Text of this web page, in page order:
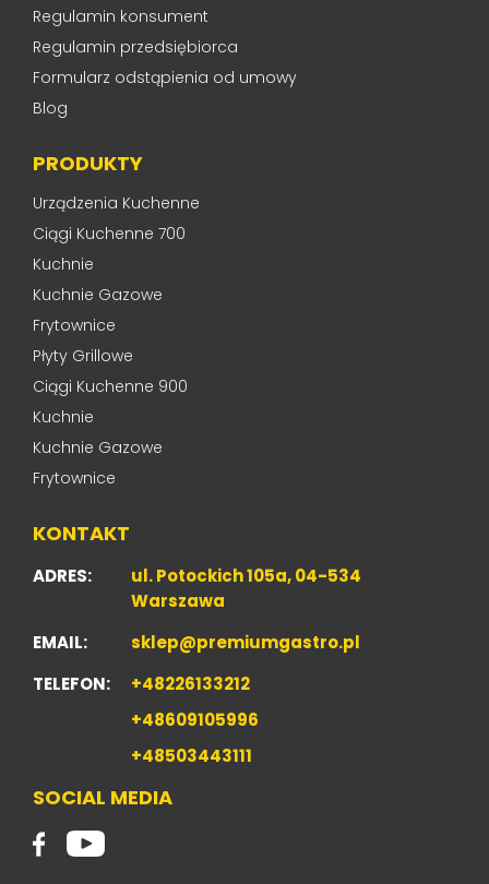
Regulamin konsument
Regulamin przedsiębiorca
Formularz odstąpienia od umowy
Blog
PRODUKTY
Urządzenia Kuchenne
Ciągi Kuchenne 700
Kuchnie
Kuchnie Gazowe
Frytownice
Płyty Grillowe
Ciągi Kuchenne 900
Kuchnie
Kuchnie Gazowe
Frytownice
KONTAKT
ADRES:
ul. Potockich 105a, 04-534
Warszawa
EMAIL:
sklep@premiumgastro.pl
TELEFON:
+48226133212
+48609105996
+48503443111
SOCIAL MEDIA